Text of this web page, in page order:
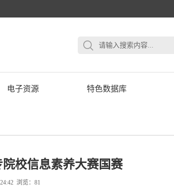
电子资源 特色数据库
校信息素养大赛国赛
浏览： 81